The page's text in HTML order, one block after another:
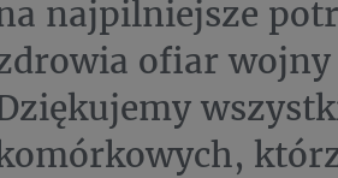
najpilniejsze
ofiar wojny